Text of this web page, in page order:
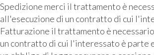
Spedizione merci il trattamento è
all'esecuzione di un contratto di cui
Fatturazione il trattamento è
un contratto di cui l'interessato è parte